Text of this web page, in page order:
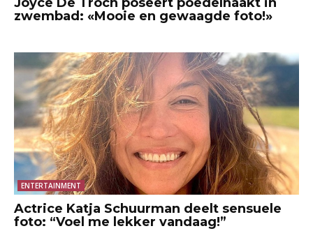
zwembad: «Mooie en gewaagde foto!»
ENTERTAINMENT
Actrice Katja Schuurman deelt sensuele
foto: “Voel me lekker vandaag!”